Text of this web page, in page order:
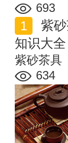
693
知识大全
紫砂茶具
634